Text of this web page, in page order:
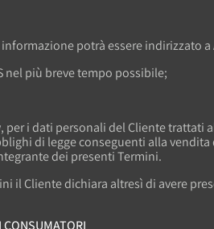
potrà essere indirizzato a
nel più breve tempo possibile;
per i dati personali del Cliente
di legge conseguenti alla
dei presenti Termini.
il Cliente dichiara altresì di avere
CONSUMATORI